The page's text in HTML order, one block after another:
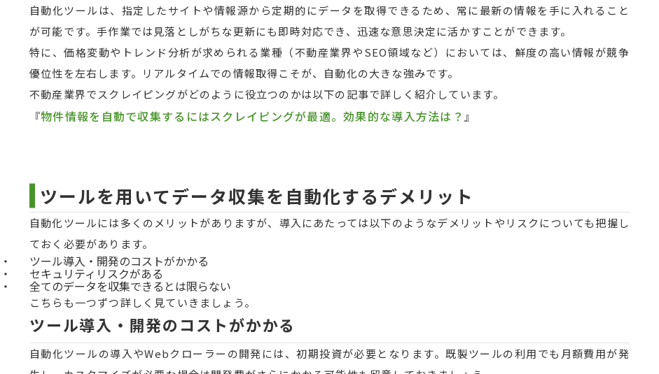
自動化ツールは、指定したサイトや情報源から定期的にデータを取得できるため、常に最新の情報を手に入れること
が可能です。手作業では見落としがちな更新にも即時対応でき、迅速な意思決定に活かすことができます。
特に、価格変動やトレンド分析が求められる業種（不動産業界やSEO領域など）においては、鮮度の高い情報が競争
優位性を左右します。リアルタイムでの情報取得こそが、自動化の大きな強みです。
不動産業界でスクレイピングがどのように役立つのかは以下の記事で詳しく紹介しています。
『物件情報を自動で収集するにはスクレイピングが最適。効果的な導入方法は？』
ツールを用いてデータ収集を自動化するデメリット
自動化ツールには多くのメリットがありますが、導入にあたっては以下のようなデメリットやリスクについても把握し
ておく必要があります。
ツール導入・開発のコストがかかる
セキュリティリスクがある
全てのデータを収集できるとは限らない
こちらも一つずつ詳しく見ていきましょう。
ツール導入・開発のコストがかかる
自動化ツールの導入やWebクローラーの開発には、初期投資が必要となります。既製ツールの利用でも月額費用が発